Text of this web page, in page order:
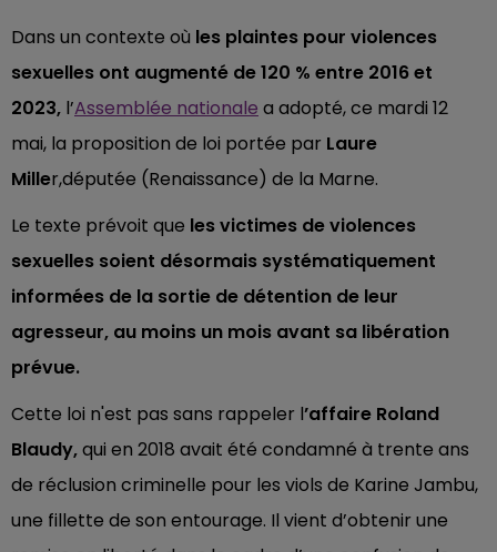
Dans un contexte où les plaintes pour violences
sexuelles ont augmenté de 120 % entre 2016 et
2023, l’Assemblée nationale a adopté, ce mardi 12
mai, la proposition de loi portée par Laure
Miller,députée (Renaissance) de la Marne.
Le texte prévoit que les victimes de violences
sexuelles soient désormais systématiquement
informées de la sortie de détention de leur
agresseur, au moins un mois avant sa libération
prévue.
Cette loi n'est pas sans rappeler l’affaire Roland
Blaudy,qui en 2018 avait été condamné à trente ans
de réclusion criminelle pour les viols de Karine Jambu,
une fillette de son entourage. Il vient d’obtenir une